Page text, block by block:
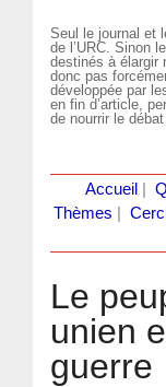
Seul le journal et
de l’URC. Sinon
destinés à élargir
donc pas
développée par
en fin d’article,
de nourrir le
Accueil
Thèmes
Le
unien
guerre